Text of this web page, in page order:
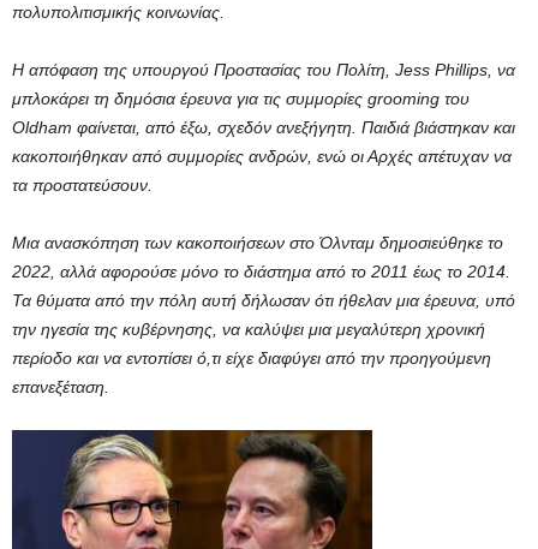
πολυπολιτισμικής κοινωνίας.
Η απόφαση της υπουργού Προστασίας του Πολίτη, Jess Phillips, να
μπλοκάρει τη δημόσια έρευνα για τις συμμορίες grooming του
Oldham φαίνεται, από έξω, σχεδόν ανεξήγητη. Παιδιά βιάστηκαν και
κακοποιήθηκαν από συμμορίες ανδρών, ενώ οι Αρχές απέτυχαν να
τα προστατεύσουν.
Μια ανασκόπηση των κακοποιήσεων στο Όλνταμ δημοσιεύθηκε το
2022, αλλά αφορούσε μόνο το διάστημα από το 2011 έως το 2014.
Τα θύματα από την πόλη αυτή δήλωσαν ότι ήθελαν μια έρευνα, υπό
την ηγεσία της κυβέρνησης, να καλύψει μια μεγαλύτερη χρονική
περίοδο και να εντοπίσει ό,τι είχε διαφύγει από την προηγούμενη
επανεξέταση.